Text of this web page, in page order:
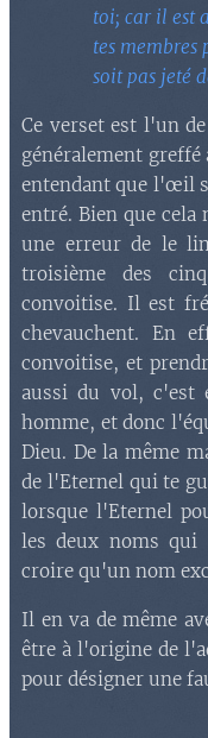
toi; car il est
tes membres
soit pas jeté
Ce verset est l'un
généralement greffé
entendant que l'œil
entré. Bien que
une erreur de le
troisième des
convoitise. Il est
chevauchent. En
convoitise, et
aussi du vol, c'est
homme, et donc
Dieu. De la même
de l'Eternel qui te
lorsque l'Eternel
les deux noms qui
croire qu'un nom
Il en va de même
être à l'origine de
pour désigner une